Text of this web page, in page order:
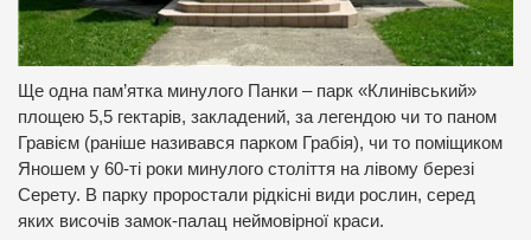
Ще одна пам’ятка минулого Панки – парк «Клинівський»
площею 5,5 гектарів, закладений, за легендою чи то паном
Гравієм (раніше називався парком Грабія), чи то поміщиком
Яношем у 60-ті роки минулого століття на лівому березі
Серету. В парку проростали рідкісні види рослин, серед
яких височів замок-палац неймовірної краси.